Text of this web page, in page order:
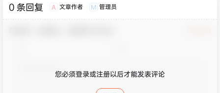
0 条回复 A 文章作者 M 管理员
您必须登录或注册以后才能发表评论